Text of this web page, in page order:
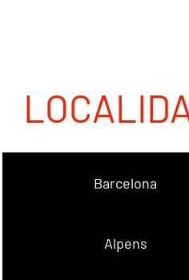
Barcelona
Alpens